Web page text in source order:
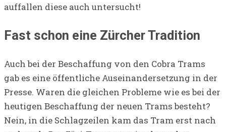
auffallen diese auch untersucht!
Fast schon eine Zürcher Tradition
Auch bei der Beschaffung von den Cobra Trams
gab es eine öffentliche Auseinandersetzung in der
Presse. Waren die gleichen Probleme wie es bei der
heutigen Beschaffung der neuen Trams besteht?
Nein, in die Schlagzeilen kam das Tram erst nach